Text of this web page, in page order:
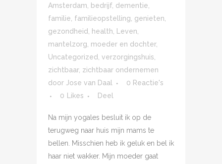
Amsterdam
bedrijf, dementie
familie familieopstelling genieten
gezondheid
health Leven
mantelzorg moeder en dochter,
Uncategorized verzorgingshuis
zichtbaar, zichtbaar ondernemen
door Jose van Daal
0 Reactie's
0
Likes Deel
Na mijn yogales besluit ik op de
terugweg naar huis mijn mams te
bellen. Misschien heb ik geluk en bel ik
haar niet wakker. Mijn moeder gaat